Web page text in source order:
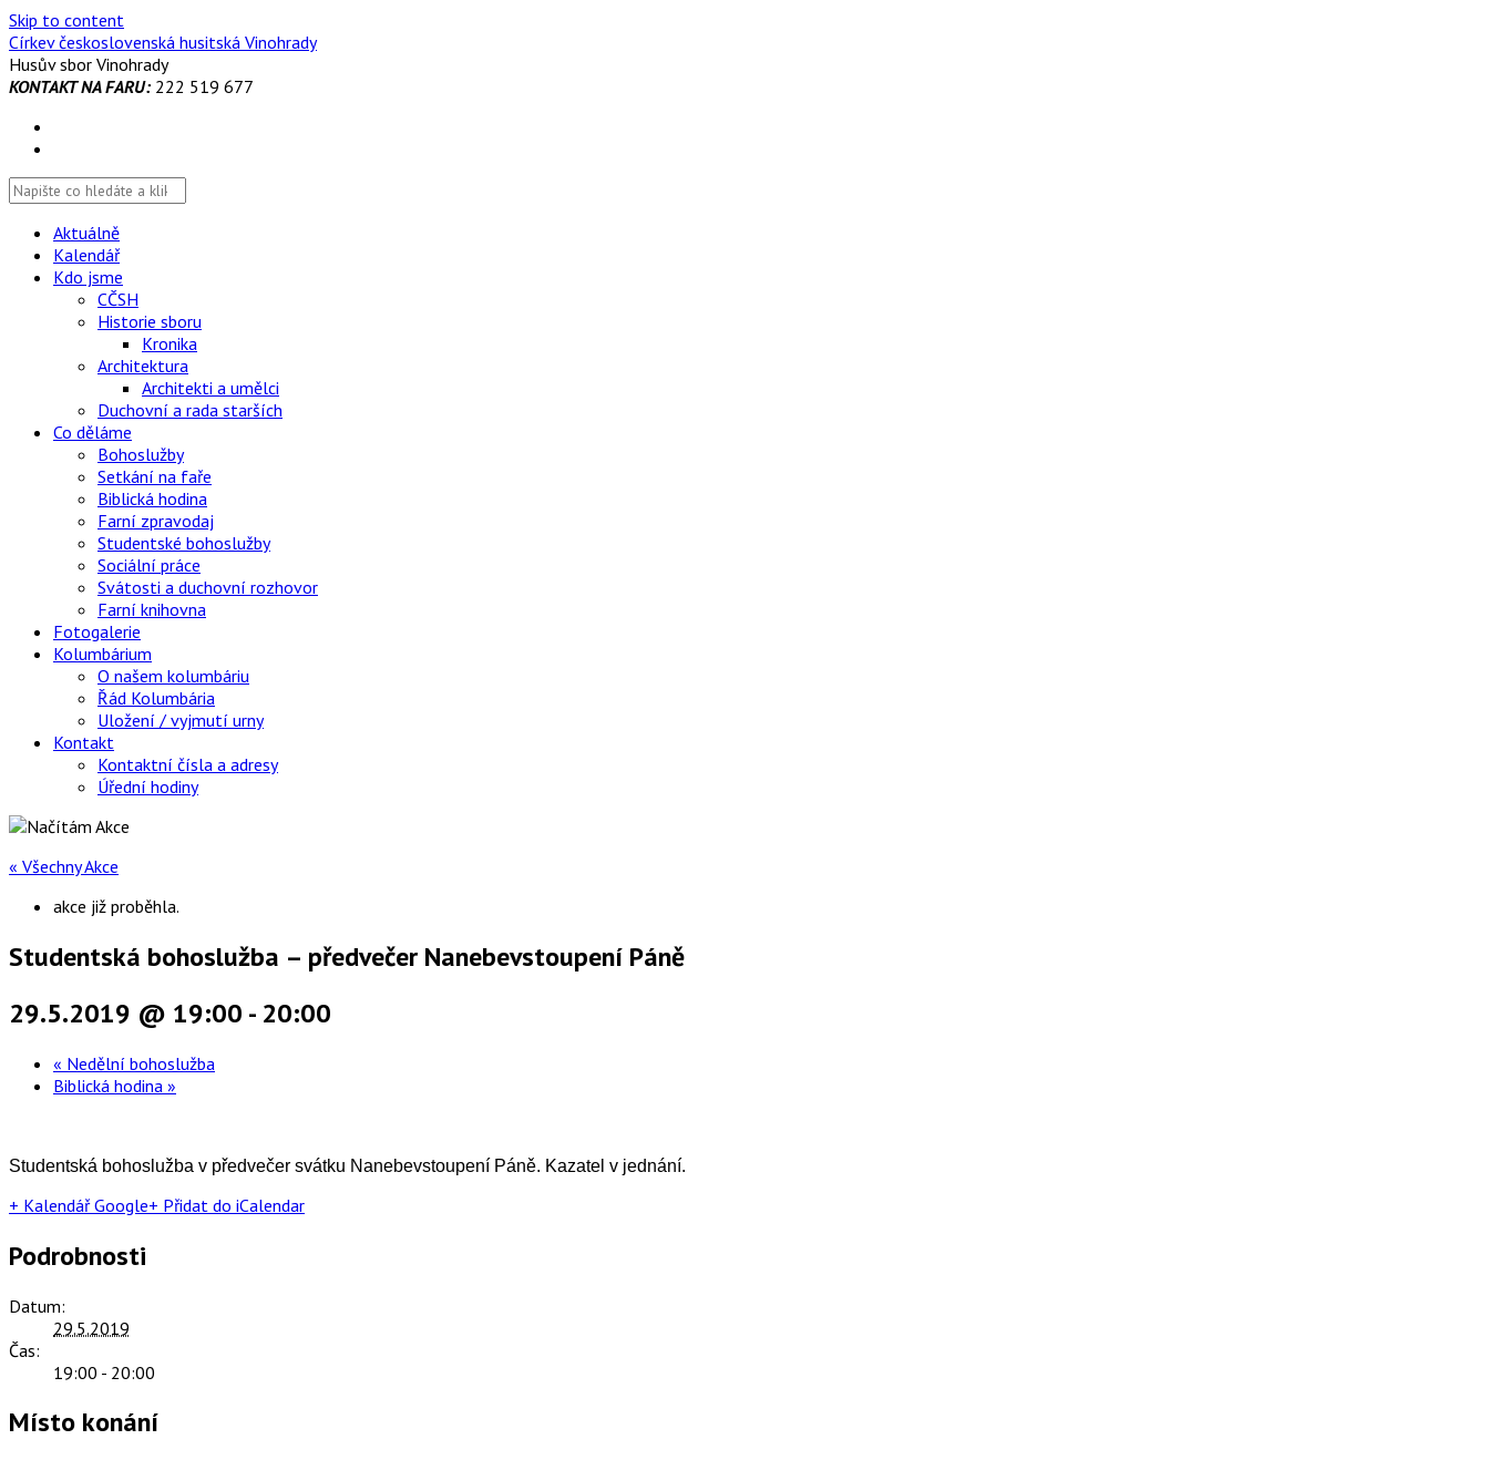
Skip to content
Církev československá husitská Vinohrady
Husův sbor Vinohrady
KONTAKT NA FARU:222 519 677
Aktuálně
Kalendář
Kdo jsme
CČSH
Historie sboru
Kronika
Architektura
Architekti a umělci
Duchovní a rada starších
Co děláme
Bohoslužby
Setkání na faře
Biblická hodina
Farní zpravodaj
Studentské bohoslužby
Sociální práce
Svátosti a duchovní rozhovor
Farní knihovna
Fotogalerie
Kolumbárium
O našem kolumbáriu
Řád Kolumbária
Uložení / vyjmutí urny
Kontakt
Kontaktní čísla a adresy
Úřední hodiny
« Všechny Akce
akce již proběhla.
Studentská bohoslužba – předvečer Nanebevstoupení Páně
29.5.2019 @ 19:00 - 20:00
« Nedělní bohoslužba
Biblická hodina »
Studentská bohoslužba v předvečer svátku Nanebevstoupení Páně. Kazatel v jednání.
+ Kalendář Google+ Přidat do iCalendar
Podrobnosti
Datum:
29.5.2019
Čas:
19:00 - 20:00
Místo konání